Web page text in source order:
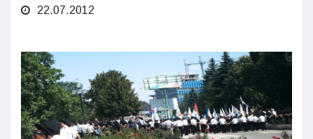
22.07.2012